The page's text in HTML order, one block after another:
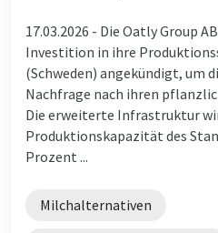
17.03.2026 - Die Oatly Group
Investition in ihre
(Schweden) angekündigt, um
Nachfrage nach ihren
Die erweiterte Infrastruktur
Produktionskapazität des
Prozent ...
Milchalternativen